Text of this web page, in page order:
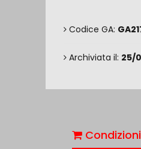
Codice GA:
Archiviata il: 25/